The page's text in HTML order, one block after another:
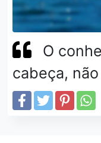
O
cabeça,